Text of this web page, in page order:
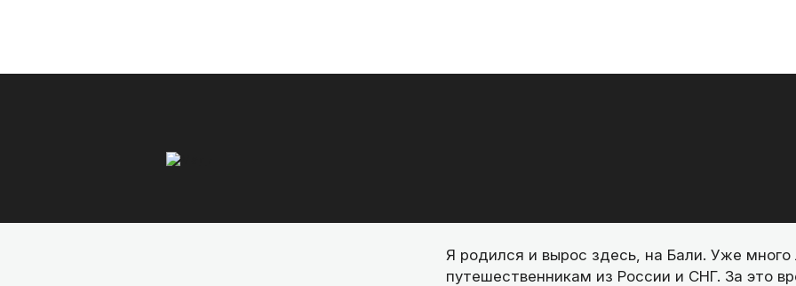
Я родился и вырос здесь, на Бали. Уже
путешественникам из России и СНГ. За это